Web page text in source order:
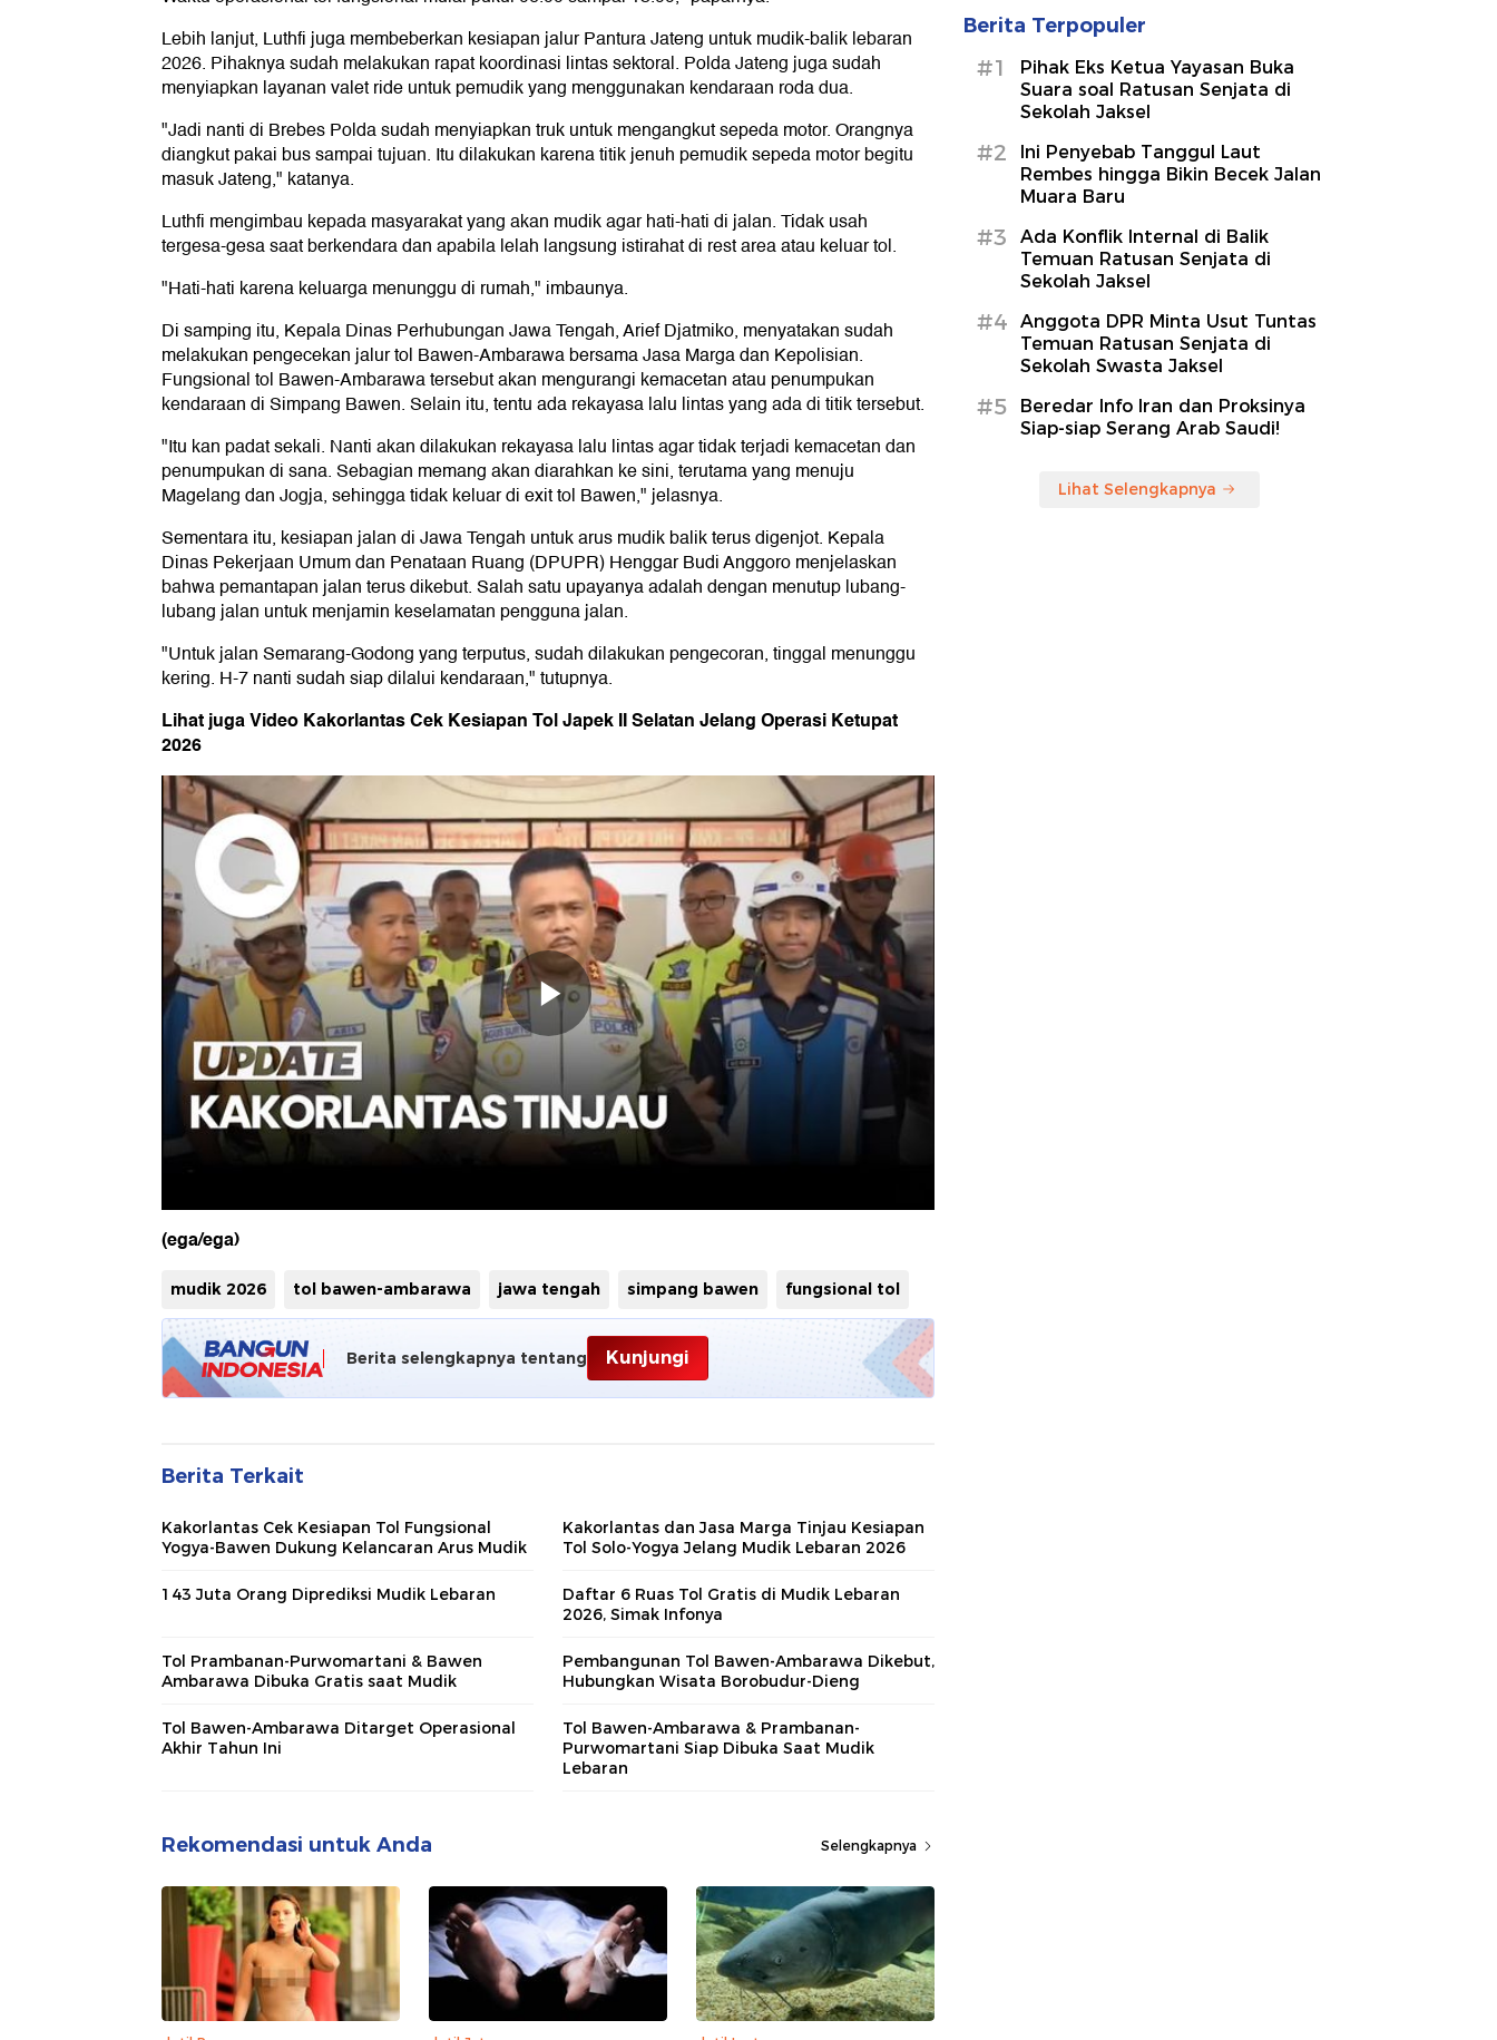
Lebih lanjut, Luthfi juga membeberkan kesiapan jalur Pantura Jateng untuk mudik-balik lebaran
2026. Pihaknya sudah melakukan rapat koordinasi lintas sektoral. Polda Jateng juga sudah
menyiapkan layanan valet ride untuk pemudik yang menggunakan kendaraan roda dua.
"Jadi nanti di Brebes Polda sudah menyiapkan truk untuk mengangkut sepeda motor. Orangnya
diangkut pakai bus sampai tujuan. Itu dilakukan karena titik jenuh pemudik sepeda motor begitu
masuk Jateng," katanya.
Luthfi mengimbau kepada masyarakat yang akan mudik agar hati-hati di jalan. Tidak usah
tergesa-gesa saat berkendara dan apabila lelah langsung istirahat di rest area atau keluar tol.
"Hati-hati karena keluarga menunggu di rumah," imbaunya.
Di samping itu, Kepala Dinas Perhubungan Jawa Tengah, Arief Djatmiko, menyatakan sudah
melakukan pengecekan jalur tol Bawen-Ambarawa bersama Jasa Marga dan Kepolisian.
Fungsional tol Bawen-Ambarawa tersebut akan mengurangi kemacetan atau penumpukan
kendaraan di Simpang Bawen. Selain itu, tentu ada rekayasa lalu lintas yang ada di titik tersebut.
"Itu kan padat sekali. Nanti akan dilakukan rekayasa lalu lintas agar tidak terjadi kemacetan dan
penumpukan di sana. Sebagian memang akan diarahkan ke sini, terutama yang menuju
Magelang dan Jogja, sehingga tidak keluar di exit tol Bawen," jelasnya.
Sementara itu, kesiapan jalan di Jawa Tengah untuk arus mudik balik terus digenjot. Kepala
Dinas Pekerjaan Umum dan Penataan Ruang (DPUPR) Henggar Budi Anggoro menjelaskan
bahwa pemantapan jalan terus dikebut. Salah satu upayanya adalah dengan menutup lubang-
lubang jalan untuk menjamin keselamatan pengguna jalan.
"Untuk jalan Semarang-Godong yang terputus, sudah dilakukan pengecoran, tinggal menunggu
kering. H-7 nanti sudah siap dilalui kendaraan," tutupnya.
Lihat juga Video Kakorlantas Cek Kesiapan Tol Japek II Selatan Jelang Operasi Ketupat
2026
(ega/ega)
mudik 2026 tol bawen-ambarawa jawa tengah simpang bawen fungsional tol
Berita selengkapnya tentang Kunjungi
Berita Terkait
Kakorlantas Cek Kesiapan Tol Fungsional
Yogya-Bawen Dukung Kelancaran Arus Mudik
Kakorlantas dan Jasa Marga Tinjau Kesiapan
Tol Solo-Yogya Jelang Mudik Lebaran 2026
143 Juta Orang Diprediksi Mudik Lebaran
Daftar 6 Ruas Tol Gratis di Mudik Lebaran
2026, Simak Infonya
Tol Prambanan-Purwomartani & Bawen
Ambarawa Dibuka Gratis saat Mudik
Pembangunan Tol Bawen-Ambarawa Dikebut,
Hubungkan Wisata Borobudur-Dieng
Tol Bawen-Ambarawa Ditarget Operasional
Akhir Tahun Ini
Tol Bawen-Ambarawa & Prambanan-
Purwomartani Siap Dibuka Saat Mudik
Lebaran
Rekomendasi untuk Anda Selengkapnya
Berita Terpopuler
#1
Pihak Eks Ketua Yayasan Buka
Suara soal Ratusan Senjata di
Sekolah Jaksel
#2
Ini Penyebab Tanggul Laut
Rembes hingga Bikin Becek Jalan
Muara Baru
#3
Ada Konflik Internal di Balik
Temuan Ratusan Senjata di
Sekolah Jaksel
#4
Anggota DPR Minta Usut Tuntas
Temuan Ratusan Senjata di
Sekolah Swasta Jaksel
#5
Beredar Info Iran dan Proksinya
Siap-siap Serang Arab Saudi!
Lihat Selengkapnya